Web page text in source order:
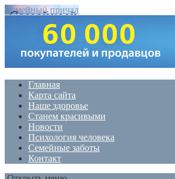
Семейный причал
Главная
Карта сайта
Наше здоровье
Станем красивыми
Новости
Психология человека
Семейные заботы
Контакт